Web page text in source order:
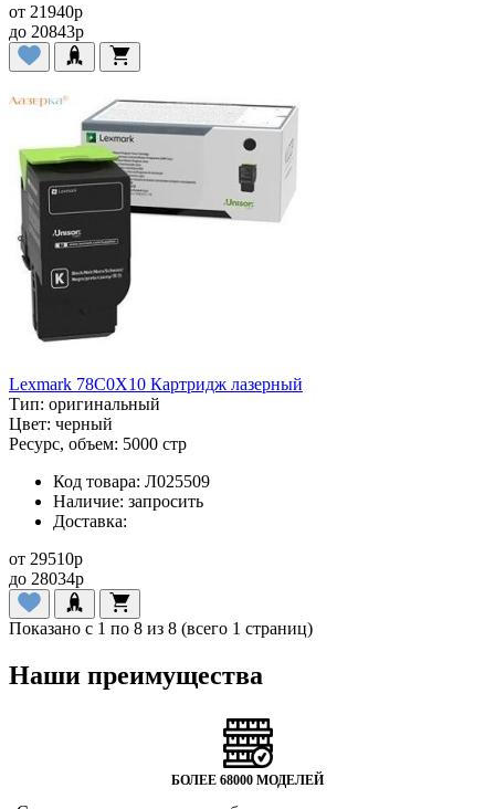
от 21940p
до 20843p
Lexmark 78C0X10 Картридж лазерный
Тип: оригинальный
Цвет: черный
Ресурс, объем: 5000 стр
Код товара: Л025509
Наличие: запросить
Доставка:
от 29510p
до 28034p
Показано с 1 по 8 из 8 (всего 1 страниц)
Наши преимущества
БОЛЕЕ 68000 МОДЕЛЕЙ